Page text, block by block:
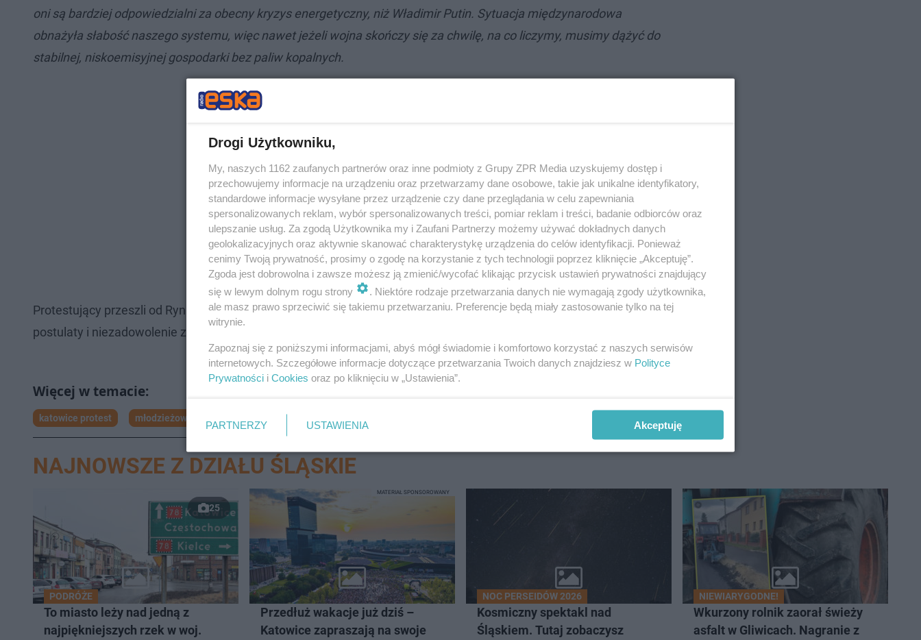
oni są bardziej odpowiedzialni za obecny kryzys energetyczny, niż Władimir Putin. Sytuacja międzynarodowa
obnażyła słabość naszego systemu, więc nawet jeżeli wojna skończy się za chwilę, na co liczymy, musimy dążyć do
stabilnej, niskoemisyjnej gospodarki bez paliw kopalnych.
Protestujący przeszli od Rynku w Katowicach przez ul. 3 Maja aż pod siedzibę Tauronu, gdzie głośno wyrazili swoje
postulaty i niezadowolenie z obecnej sytuacji na rynku paliw służących do ogrzewania.
katowice protest młodzieżowy strajk klimatyczny
NAJNOWSZE Z DZIAŁU ŚLĄSKIE
25
PODRÓŻE
To miasto leży nad jedną z
najpiękniejszych rzek w woj.
Przedłuż wakacje już dziś –
Katowice zapraszają na swoje
MATERIAŁ SPONSOROWANY
NOC PERSEIDÓW 2026
Kosmiczny spektakl nad
Śląskiem. Tutaj zobaczysz
NIEWIARYGODNE!
Wkurzony rolnik zaorał świeży
asfalt w Gliwicach. Nagranie z
Drogi Użytkowniku,
My, naszych 1162 zaufanych partnerów oraz inne podmioty z Grupy ZPR Media uzyskujemy dostęp i
przechowujemy informacje na urządzeniu oraz przetwarzamy dane osobowe, takie jak unikalne identyfikatory,
standardowe informacje wysyłane przez urządzenie czy dane przeglądania w celu zapewniania
spersonalizowanych reklam, wybór spersonalizowanych treści, pomiar reklam i treści, badanie odbiorców oraz
ulepszanie usług. Za zgodą Użytkownika my i Zaufani Partnerzy możemy używać dokładnych danych
geolokalizacyjnych oraz aktywnie skanować charakterystykę urządzenia do celów identyfikacji. Ponieważ
cenimy Twoją prywatność, prosimy o zgodę na korzystanie z tych technologii poprzez kliknięcie „Akceptuję”.
Zgoda jest dobrowolna i zawsze możesz ją zmienić/wycofać klikając przycisk ustawień prywatności znajdujący
się w lewym dolnym rogu strony
. Niektóre rodzaje przetwarzania danych nie wymagają zgody użytkownika,
ale masz prawo sprzeciwić się takiemu przetwarzaniu. Preferencje będą miały zastosowanie tylko na tej
witrynie.
Zapoznaj się z poniższymi informacjami, abyś mógł świadomie i komfortowo korzystać z naszych serwisów
internetowych. Szczegółowe informacje dotyczące przetwarzania Twoich danych znajdziesz w Polityce
Prywatności i Cookies oraz po kliknięciu w „Ustawienia”.
PARTNERZY USTAWIENIA Akceptuję